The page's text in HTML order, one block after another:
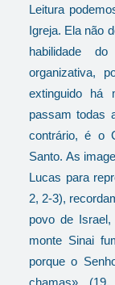
Leitura
Igreja. Ela não
habilidade
organizativa,
extinguido há
passam todas
contrário, é o
Santo. As
Lucas para
2, 2-3),
povo de Israel,
monte Sinai
porque o